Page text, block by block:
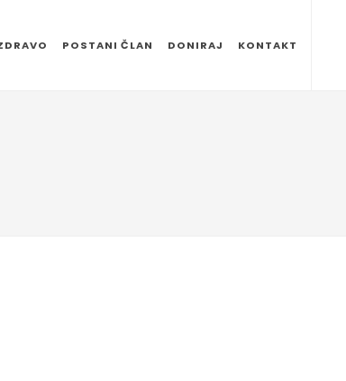
POSTANI ČLAN DONIRAJ KONTAKT